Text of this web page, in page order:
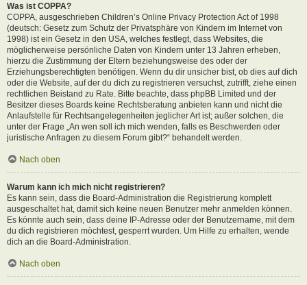
Was ist COPPA?
COPPA, ausgeschrieben Children’s Online Privacy Protection Act of 1998
(deutsch: Gesetz zum Schutz der Privatsphäre von Kindern im Internet von
1998) ist ein Gesetz in den USA, welches festlegt, dass Websites, die
möglicherweise persönliche Daten von Kindern unter 13 Jahren erheben,
hierzu die Zustimmung der Eltern beziehungsweise des oder der
Erziehungsberechtigten benötigen. Wenn du dir unsicher bist, ob dies auf dich
oder die Website, auf der du dich zu registrieren versuchst, zutrifft, ziehe einen
rechtlichen Beistand zu Rate. Bitte beachte, dass phpBB Limited und der
Besitzer dieses Boards keine Rechtsberatung anbieten kann und nicht die
Anlaufstelle für Rechtsangelegenheiten jeglicher Art ist; außer solchen, die
unter der Frage „An wen soll ich mich wenden, falls es Beschwerden oder
juristische Anfragen zu diesem Forum gibt?“ behandelt werden.
Nach oben
Warum kann ich mich nicht registrieren?
Es kann sein, dass die Board-Administration die Registrierung komplett
ausgeschaltet hat, damit sich keine neuen Benutzer mehr anmelden können.
Es könnte auch sein, dass deine IP-Adresse oder der Benutzername, mit dem
du dich registrieren möchtest, gesperrt wurden. Um Hilfe zu erhalten, wende
dich an die Board-Administration.
Nach oben